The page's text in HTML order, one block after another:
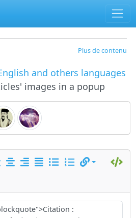
Plus de contenu
and others languages
images in a popup